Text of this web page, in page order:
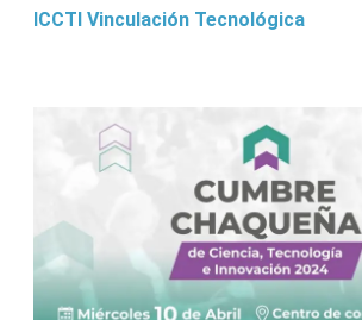
ICCTI Vinculación Tecnológica